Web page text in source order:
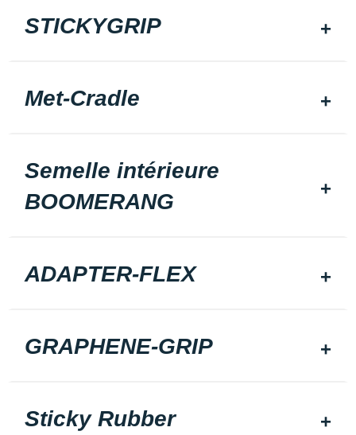
STICKYGRIP
Met-Cradle
Semelle intérieure
BOOMERANG
ADAPTER-FLEX
GRAPHENE-GRIP
Sticky Rubber